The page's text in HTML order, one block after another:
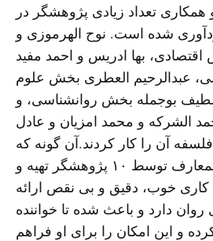
تعداد زیادی پژوهشگر در
شده است. نوح الهرموزی و
بها ادریس و احمد مفید
عبدالرحیم العطری بخش علوم
بوجمله بخش روانشناسی، و
الشرکه و محمد امزیان و عادل
آن را کار کردند.آن گونه که
پیداست این دایره المعارف توسط ۱۰ پژوهشگر تهیه و
کاری خوب، دقیق و بی نقص ارائه
روان دارد و باعث شده تا خواننده
و این امکان را برای او فراهم